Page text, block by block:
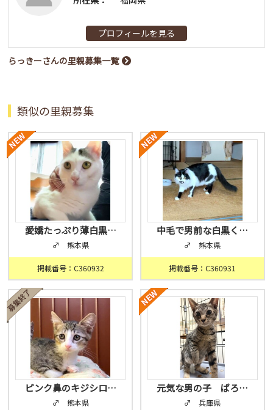
プロフィールを見る
らっきーさんの里親募集一覧
類似の里親募集
愛嬌たっぷり薄白黒…
♂ 熊本県
掲載番号：C360932
中毛で男前な白黒く…
♂ 熊本県
掲載番号：C360931
ピンク鼻のキジシロ…
♂ 熊本県
元気な男の子 ぱろ…
♂ 兵庫県